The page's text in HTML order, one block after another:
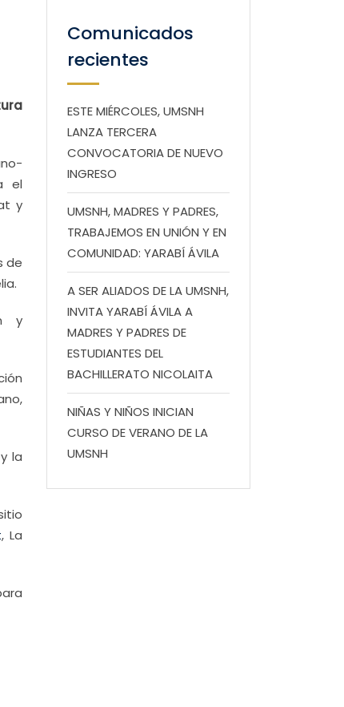
el
y
de
y
la
, La
Comunicados
recientes
ESTE MIÉRCOLES, UMSNH
LANZA TERCERA
CONVOCATORIA DE NUEVO
INGRESO
UMSNH, MADRES Y PADRES,
TRABAJEMOS EN UNIÓN Y EN
COMUNIDAD: YARABÍ ÁVILA
A SER ALIADOS DE LA UMSNH,
INVITA YARABÍ ÁVILA A
MADRES Y PADRES DE
ESTUDIANTES DEL
BACHILLERATO NICOLAITA
NIÑAS Y NIÑOS INICIAN
CURSO DE VERANO DE LA
UMSNH